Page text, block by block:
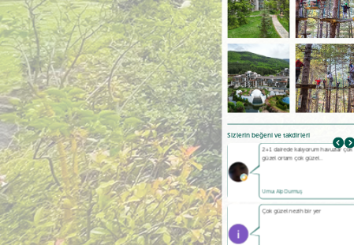
Sizlerin beğeni ve takdirleri
Güzel bir tesis . Havuzlar ve tesis
temiz ,…
Ş. Özgül
Beş yıldızlı bir devre tatil
2+1 dairede kalıyorum havuzlar çok
güzel ortam çok güzel…
Umut Alp Durmuş
Çok güzel nezih bir yer